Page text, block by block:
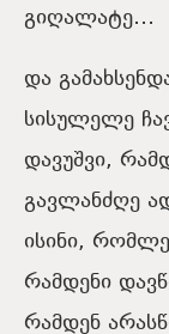
გიღალატე…
და
სისულელე
დავუშვი,
გავლანძღე
ისინი,
რამდენი
რამდენ